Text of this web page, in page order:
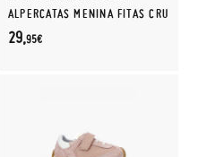
ALPERCATAS MENINA FITAS CRU
29,95€